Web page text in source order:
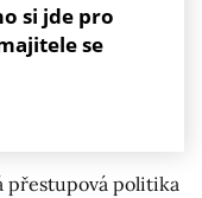
si jde pro
se
přestupová politika